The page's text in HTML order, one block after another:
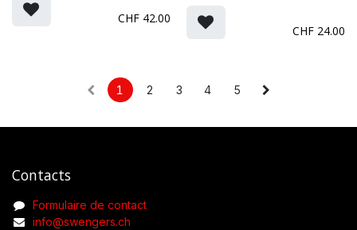
CHF 42.00
CHF 24.00
1 2 3 4 5
Contacts
Formulaire de contact
info@swengers.ch